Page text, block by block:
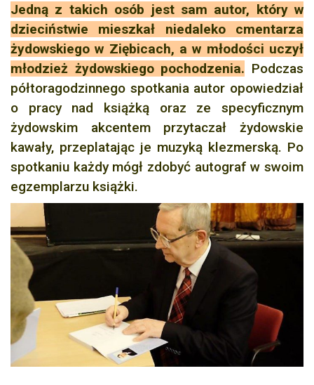
Jedną z takich osób jest sam autor, który w
dzieciństwie mieszkał niedaleko cmentarza
żydowskiego w Ziębicach, a w młodości uczył
młodzież żydowskiego pochodzenia. Podczas
półtoragodzinnego spotkania autor opowiedział
o pracy nad książką oraz ze specyficznym
żydowskim akcentem przytaczał żydowskie
kawały, przeplatając je muzyką klezmerską. Po
spotkaniu każdy mógł zdobyć autograf w swoim
egzemplarzu książki.